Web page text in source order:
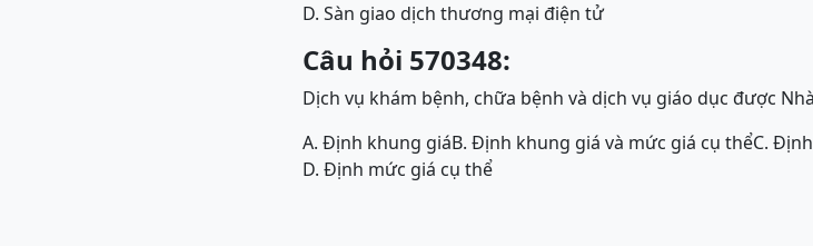
D. Sàn giao dịch thương mại điện tử
Câu hỏi 570348:
Dịch vụ khám bệnh, chữa bệnh và dịch vụ giáo dục được
A. Định khung giáB. Định khung giá và mức giá cụ thểC.
D. Định mức giá cụ thể